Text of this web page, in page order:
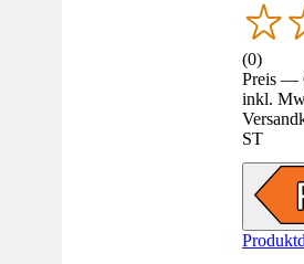
(0)
Preis —
inkl.
ST